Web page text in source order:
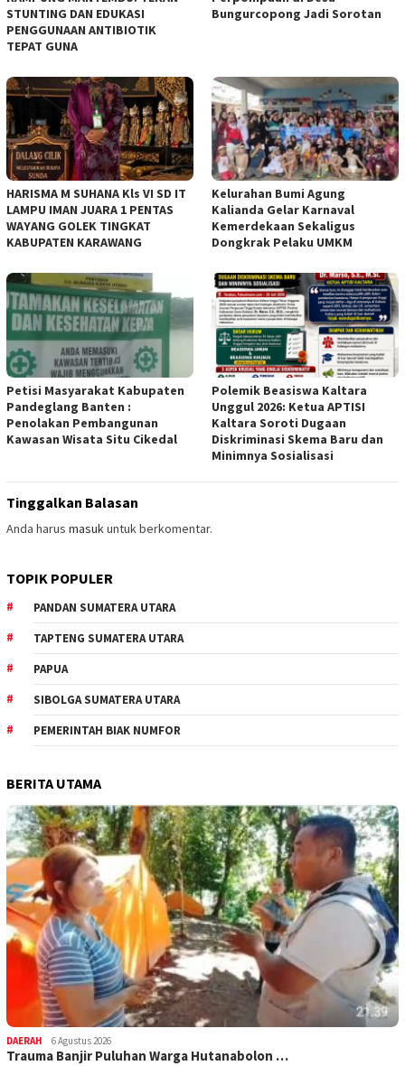
STUNTING DAN EDUKASI
PENGGUNAAN ANTIBIOTIK
TEPAT GUNA
Bungurcopong Jadi Sorotan
HARISMA M SUHANA Kls VI SD IT
LAMPU IMAN JUARA 1 PENTAS
WAYANG GOLEK TINGKAT
KABUPATEN KARAWANG
Kelurahan Bumi Agung
Kalianda Gelar Karnaval
Kemerdekaan Sekaligus
Dongkrak Pelaku UMKM
Petisi Masyarakat Kabupaten
Pandeglang Banten :
Penolakan Pembangunan
Kawasan Wisata Situ Cikedal
Polemik Beasiswa Kaltara
Unggul 2026: Ketua APTISI
Kaltara Soroti Dugaan
Diskriminasi Skema Baru dan
Minimnya Sosialisasi
Tinggalkan Balasan
Anda harus masukuntuk berkomentar.
TOPIK POPULER
PANDAN SUMATERA UTARA
TAPTENG SUMATERA UTARA
PAPUA
SIBOLGA SUMATERA UTARA
PEMERINTAH BIAK NUMFOR
BERITA UTAMA
DAERAH 6 Agustus 2026
Trauma Banjir Puluhan Warga Hutanabolon …